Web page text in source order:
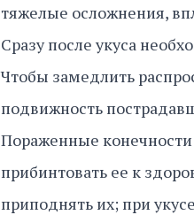
тяжелые осложнения,
Сразу после укуса
Чтобы замедлить
подвижность
Пораженные
прибинтовать ее к
приподнять их; при